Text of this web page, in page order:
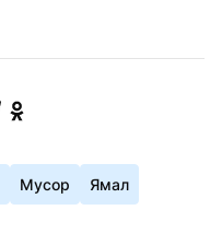
Мусор Ямал